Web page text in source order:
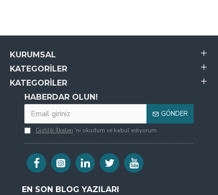
KURUMSAL
KATEGORILER
KATEGORILER
HABERDAR OLUN!
GÖNDER
Gizlilik İlkeleri 'ni okudum ve kabul ediyorum.
EN SON BLOG YAZILARI